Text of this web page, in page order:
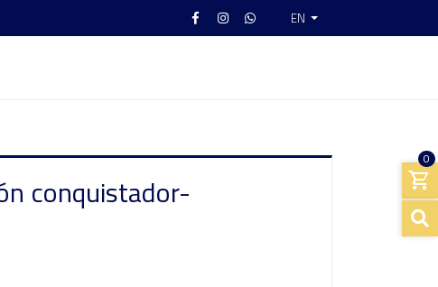
EN
0
conquistador-